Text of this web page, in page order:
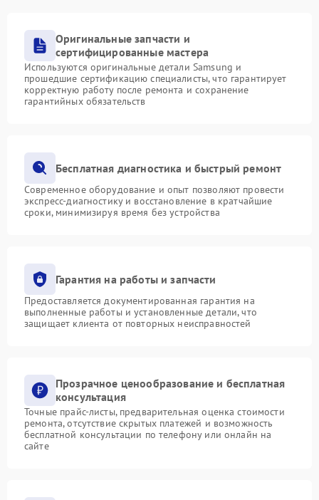
Оригинальные запчасти и
сертифицированные мастера
Используются оригинальные детали Samsung и
прошедшие сертификацию специалисты, что гарантирует
корректную работу после ремонта и сохранение
гарантийных обязательств
Бесплатная диагностика и быстрый ремонт
Современное оборудование и опыт позволяют провести
экспресс-диагностику и восстановление в кратчайшие
сроки, минимизируя время без устройства
Гарантия на работы и запчасти
Предоставляется документированная гарантия на
выполненные работы и установленные детали, что
защищает клиента от повторных неисправностей
Прозрачное ценообразование и бесплатная
консультация
Точные прайс-листы, предварительная оценка стоимости
ремонта, отсутствие скрытых платежей и возможность
бесплатной консультации по телефону или онлайн на
сайте